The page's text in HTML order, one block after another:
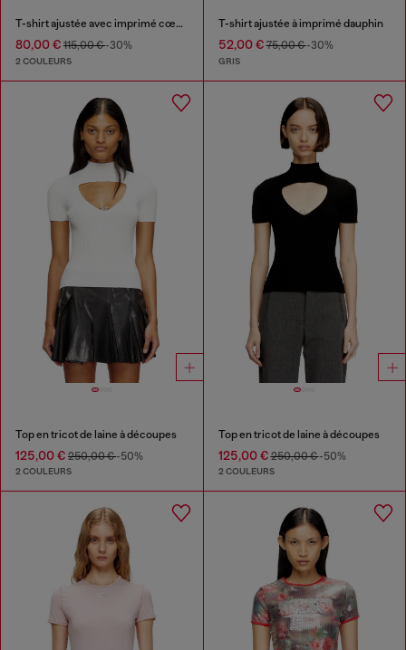
T-shirt ajustée avec imprimé cœur et clous
80,00 € 115,00 €-30%
2 COULEURS
T-shirt ajustée à imprimé dauphin
52,00 €75,00 €-30%
GRIS
Top en tricot de laine à découpes
125,00 € 250,00 €-50%
2 COULEURS
Top en tricot de laine à découpes
125,00 €250,00 €-50%
2 COULEURS